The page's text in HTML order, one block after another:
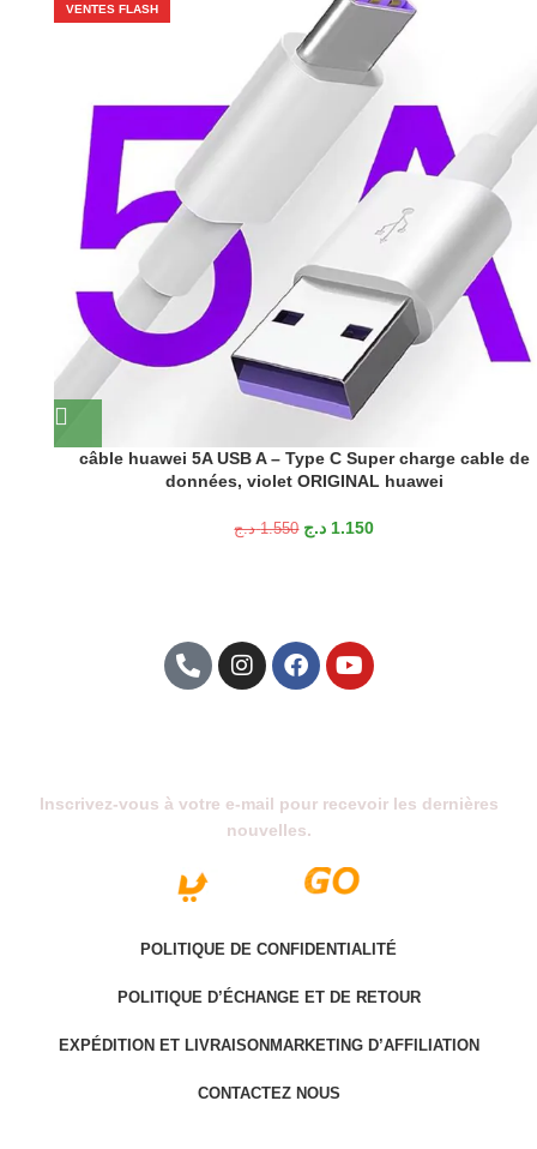
VENTES FLASH
câble huawei 5A USB A – Type C Super charge cable de
données, violet ORIGINAL huawei
1.550 د.ج 1.150 د.ج
Inscrivez-vous à votre e-mail pour recevoir les dernières
nouvelles.
POLITIQUE DE CONFIDENTIALITÉ
POLITIQUE D’ÉCHANGE ET DE RETOUR
EXPÉDITION ET LIVRAISON MARKETING D’AFFILIATION
CONTACTEZ NOUS